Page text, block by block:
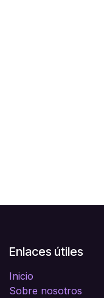
Enlaces útiles
Inicio
Sobre nosotros